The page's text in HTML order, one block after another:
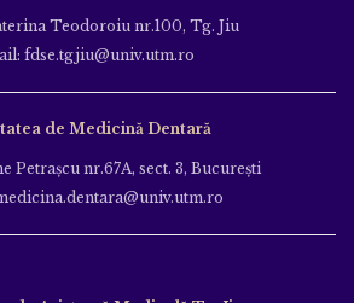
Teodoroiu nr.100, Tg. Jiu
fdse.tgjiu@univ.utm.ro
de Medicină Dentară
Petraşcu nr.67A, sect. 3, Bucureşti